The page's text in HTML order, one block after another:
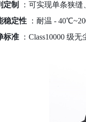
定制 ：可实现单条狭
稳定性 ：耐温 -
标准 ： Class10000 级无